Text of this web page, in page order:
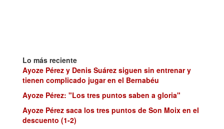
Lo más reciente
Ayoze Pérez y Denis Suárez siguen sin entrenar y
tienen complicado jugar en el Bernabéu
Ayoze Pérez: "Los tres puntos saben a gloria"
Ayoze Pérez saca los tres puntos de Son Moix en el
descuento (1-2)